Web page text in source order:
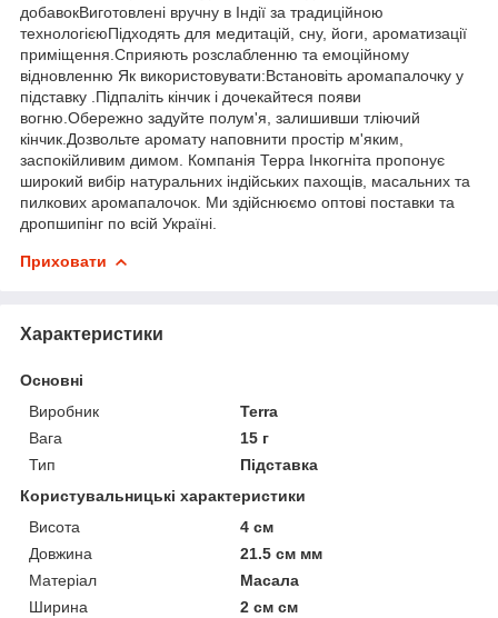
добавокВиготовлені вручну в Індії за традиційною
технологієюПідходять для медитацій, сну, йоги, ароматизації
приміщення.Сприяють розслабленню та емоційному
відновленню Як використовувати:Встановіть аромапалочку у
підставку .Підпаліть кінчик і дочекайтеся появи
вогню.Обережно задуйте полум'я, залишивши тліючий
кінчик.Дозвольте аромату наповнити простір м'яким,
заспокійливим димом. Компанія Терра Інкогніта пропонує
широкий вибір натуральних індійських пахощів, масальних та
пилкових аромапалочок. Ми здійснюємо оптові поставки та
дропшипінг по всій Україні.
Приховати
Характеристики
Основні
Виробник
Terra
Вага
15 г
Тип
Підставка
Користувальницькі характеристики
Висота
4 см
Довжина
21.5 см мм
Матеріал
Масала
Ширина
2 см см